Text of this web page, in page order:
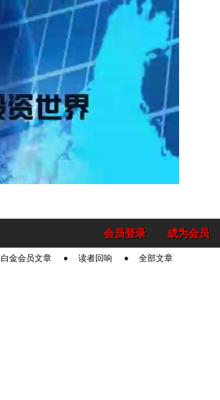
成为会员
会员登录
白金会员文章 读者回响 全部文章